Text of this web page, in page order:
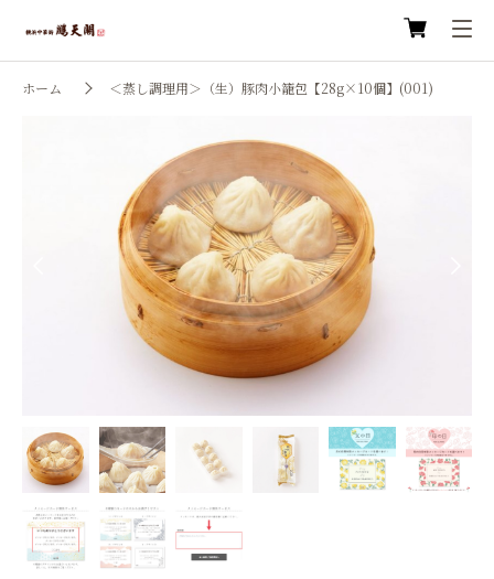
ホーム ＜蒸し調理用＞（生）豚肉小籠包【28g×10個】(001)